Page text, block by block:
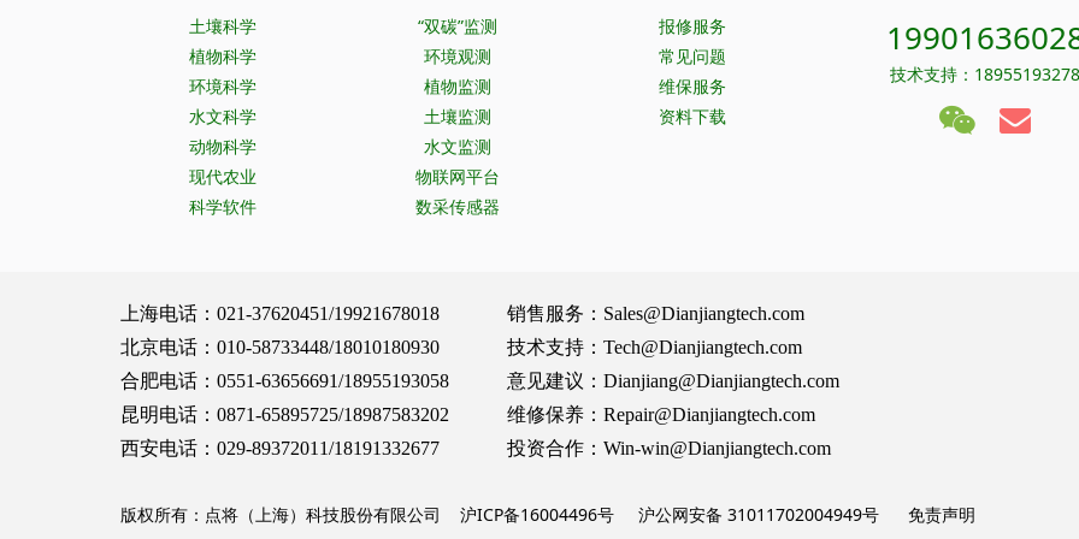
土壤科学
植物科学
环境科学
水文科学
动物科学
现代农业
科学软件
“双碳”监测
环境观测
植物监测
土壤监测
水文监测
物联网平台
数采传感器
报修服务
常见问题
维保服务
资料下载
技术支持：
上海电话：021-37620451/19921678018 销售服务：Sales@Dianjiangtech.com
北京电话：010-58733448/18010180930 技术支持：Tech@Dianjiangtech.com
合肥电话：0551-63656691/18955193058 意见建议：Dianjiang@Dianjiangtech.com
昆明电话：0871-65895725/18987583202 维修保养：Repair@Dianjiangtech.com
西安电话：029-89372011/18191332677 投资合作：Win-win@Dianjiangtech.com
版权所有：点将（上海）科技股份有限公司沪ICP备16004496号 沪公网安备 31011702004949号 免责声明